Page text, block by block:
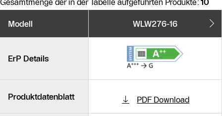
Gesamtmenge der in der Tabelle aufgeführten Produkte: 10
Modell WLW276-16
ErP Details
Produktdatenblatt PDF Download